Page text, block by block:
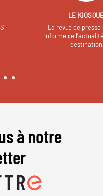
LE
La revue de presse
informe de
destination
à notre